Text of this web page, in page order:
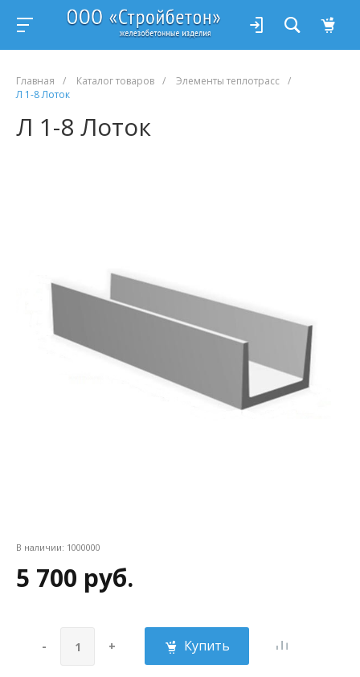
Главная / Каталог товаров / Элементы теплотрасс /
Л 1-8 Лоток
Л 1-8 Лоток
В наличии: 1000000
5 700 руб.
- + Купить